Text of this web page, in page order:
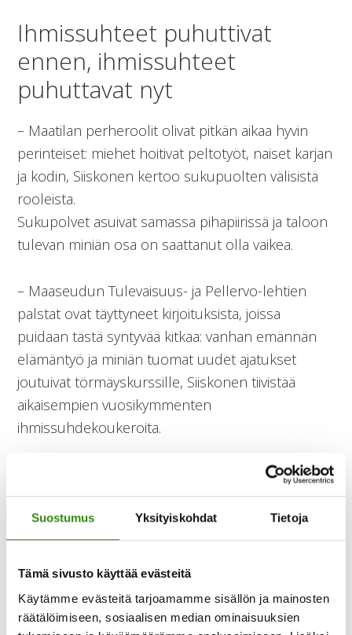
Suostumus Yksityiskohdat Tietoja
Tämä sivusto käyttää evästeitä
Käytämme evästeitä tarjoamamme sisällön ja mainosten
räätälöimiseen, sosiaalisen median ominaisuuksien
Ihmissuhteet puhuttivat
ennen, ihmissuhteet
puhuttavat nyt
– Maatilan perheroolit olivat pitkän aikaa hyvin
perinteiset: miehet hoitivat peltotyöt, naiset karjan
ja kodin, Siiskonen kertoo sukupuolten välisistä
rooleista.
Sukupolvet asuivat samassa pihapiirissä ja taloon
tulevan miniän osa on saattanut olla vaikea.
– Maaseudun Tulevaisuus- ja Pellervo-lehtien
palstat ovat täyttyneet kirjoituksista, joissa
puidaan tästä syntyvää kitkaa: vanhan emännän
elämäntyö ja miniän tuomat uudet ajatukset
joutuivat törmäyskurssille, Siiskonen tiivistää
aikaisempien vuosikymmenten
ihmissuhdekoukeroita.
Maaseutu kehittyi ja elinkeinot muuttuivat, mutta
historia on edelleen nähtävissä. Yleistykset eivät
päde kaikkiin, mutta perheroolit ovat edelleen
erilaiset kuin kaupungissa. Sukupolvet asuvat
lähekkäin, lapset ja vanhukset hoidetaan